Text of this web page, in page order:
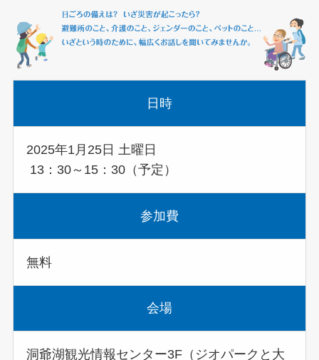
日時
2025年1月25日 土曜日
13：30～15：30（予定）
参加費
無料
会場
洞爺湖観光情報センター3F（ジオパークと大